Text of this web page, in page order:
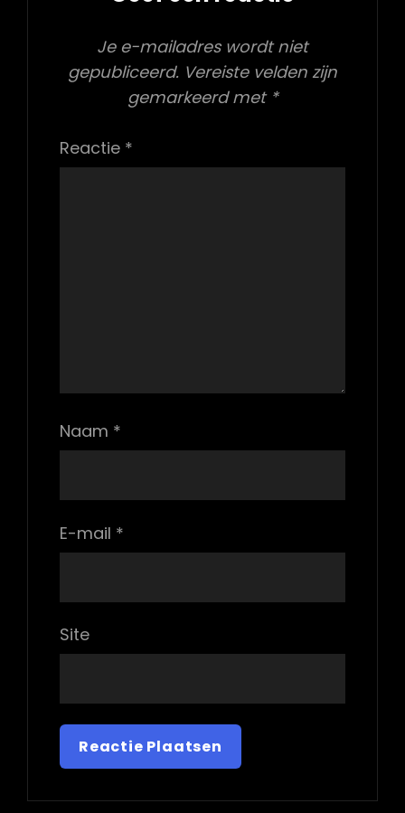
Je e-mailadres wordt niet
gepubliceerd. Vereiste velden zijn
gemarkeerd met *
Reactie *
Naam *
E-mail *
Site